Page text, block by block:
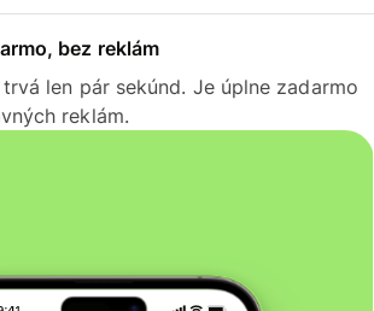
bez reklám
len pár sekúnd. Je úplne zadarmo
reklám.